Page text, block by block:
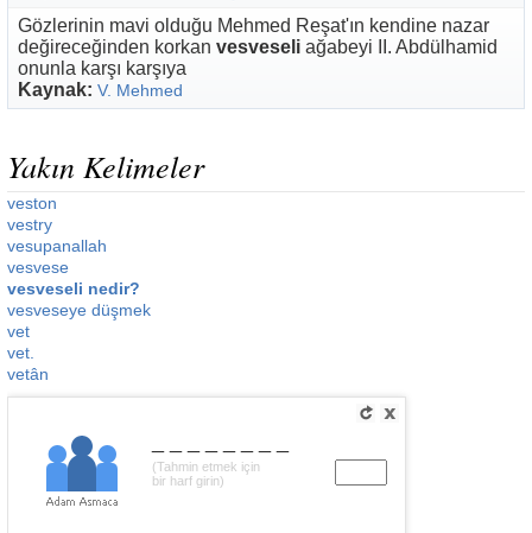
Gözlerinin mavi olduğu Mehmed Reşat'ın kendine nazar
değireceğinden korkan vesveseli ağabeyi II. Abdülhamid
onunla karşı karşıya
Kaynak: V. Mehmed
Yakın Kelimeler
veston
vestry
vesupanallah
vesvese
vesveseli nedir?
vesveseye düşmek
vet
vet.
vetân
(Tahmin etmek için
bir harf girin)